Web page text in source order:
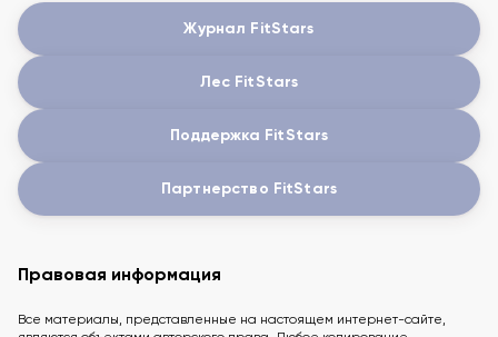
Журнал FitStars
Лес FitStars
Поддержка FitStars
Партнерство FitStars
Правовая информация
Все материалы, представленные на настоящем интернет-сайте,